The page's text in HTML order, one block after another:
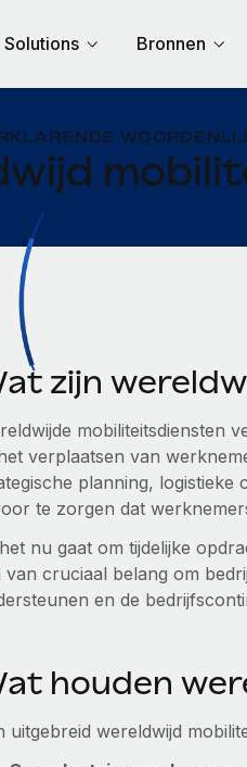
Solutions Bronnen
zijn
mobiliteitsdiensten
verplaatsen van
planning, logistieke
te zorgen dat
nu gaat om tijdelijke
van cruciaal belang om
en de
houden
uitgebreid wereldwijd